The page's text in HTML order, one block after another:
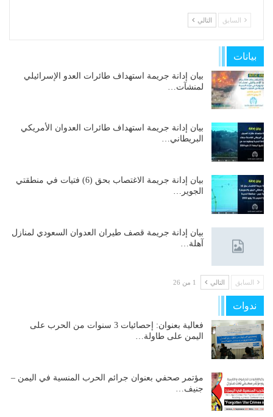
السابق التالي
بيانات
بيان إدانة جريمة استهداف طائرات العدو الإسرائيلي
لمنشآت…
بيان إدانة جريمة استهداف طائرات العدوان الأمريكي
البريطاني…
بيان إدانة جريمة الاغتصاب بحق (6) فتيات في منطقتي
الجوير…
بيان إدانة جريمة قصف طيران العدوان السعودي لمنازل
آهلة…
السابق التالي 1 من 26
ندوات
فعالية بعنوان: إحصائيات 3 سنوات من الحرب على
اليمن على طاولة…
مؤتمر صحفي بعنوان جرائم الحرب المنسية في اليمن –
جنيف…